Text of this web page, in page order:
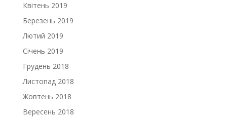
Квітень 2019
Березень 2019
Лютий 2019
Січень 2019
Грудень 2018
Листопад 2018
Жовтень 2018
Вересень 2018